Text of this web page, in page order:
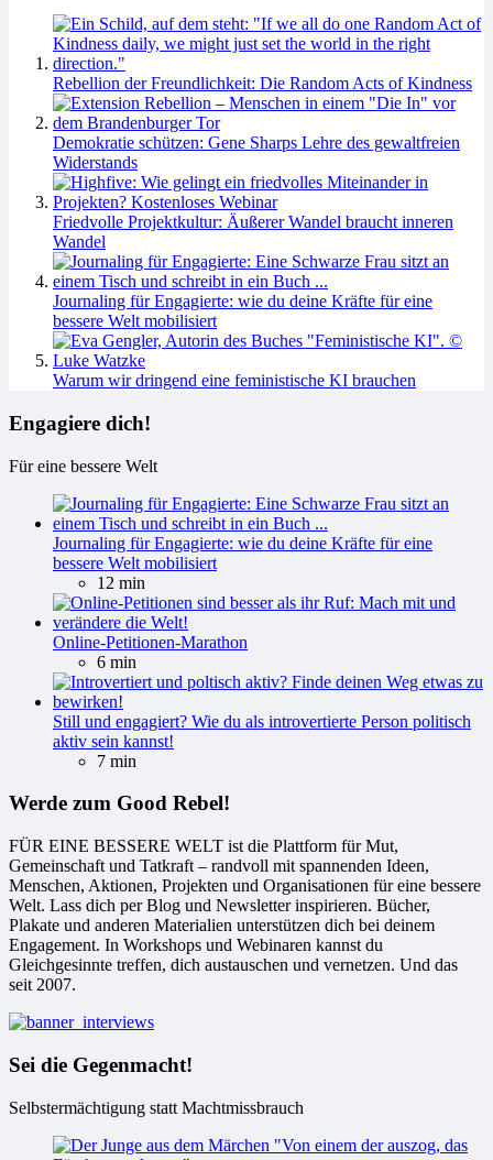
Rebellion der Freundlichkeit: Die Random Acts of Kindness
Demokratie schützen: Gene Sharps Lehre des gewaltfreien
Widerstands
Friedvolle Projektkultur: Äußerer Wandel braucht inneren
Wandel
Journaling für Engagierte: wie du deine Kräfte für eine
bessere Welt mobilisiert
Warum wir dringend eine feministische KI brauchen
Engagiere dich!
Für eine bessere Welt
Journaling für Engagierte: wie du deine Kräfte für eine
bessere Welt mobilisiert
12 min
Online-Petitionen-Marathon
6 min
Still und engagiert? Wie du als introvertierte Person politisch
aktiv sein kannst!
7 min
Werde zum Good Rebel!
FÜR EINE BESSERE WELT ist die Plattform für Mut,
Gemeinschaft und Tatkraft – randvoll mit spannenden Ideen,
Menschen, Aktionen, Projekten und Organisationen für eine bessere
Welt. Lass dich per Blog und Newsletter inspirieren. Bücher,
Plakate und anderen Materialien unterstützen dich bei deinem
Engagement. In Workshops und Webinaren kannst du
Gleichgesinnte treffen, dich austauschen und vernetzen. Und das
seit 2007.
Sei die Gegenmacht!
Selbstermächtigung statt Machtmissbrauch